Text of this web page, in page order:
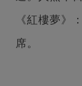
《紅樓夢》
席。